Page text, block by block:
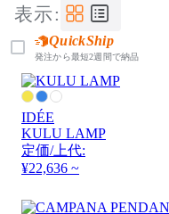
表示:
QuickShip
発注から最短2週間で納品
IDÉE
KULU LAMP
定価/上代:
¥22,636 ~